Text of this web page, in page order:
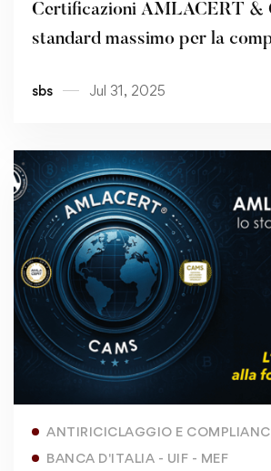
Certificazioni AMLACERT &
standard massimo per la
sbs Jul 31, 2025
ANTIRICICLAGGIO E
BANCA D'ITALIA - UIF - MEF